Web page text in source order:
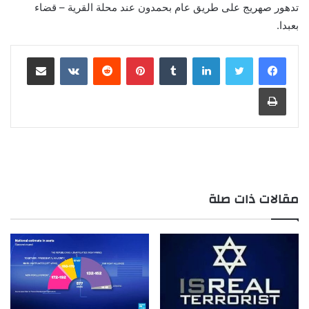
تدهور صهريج على طريق عام بحمدون عند محلة القرية – قضاء
بعبدا.
لينكدإن بينتيريست
مقالات ذات صلة